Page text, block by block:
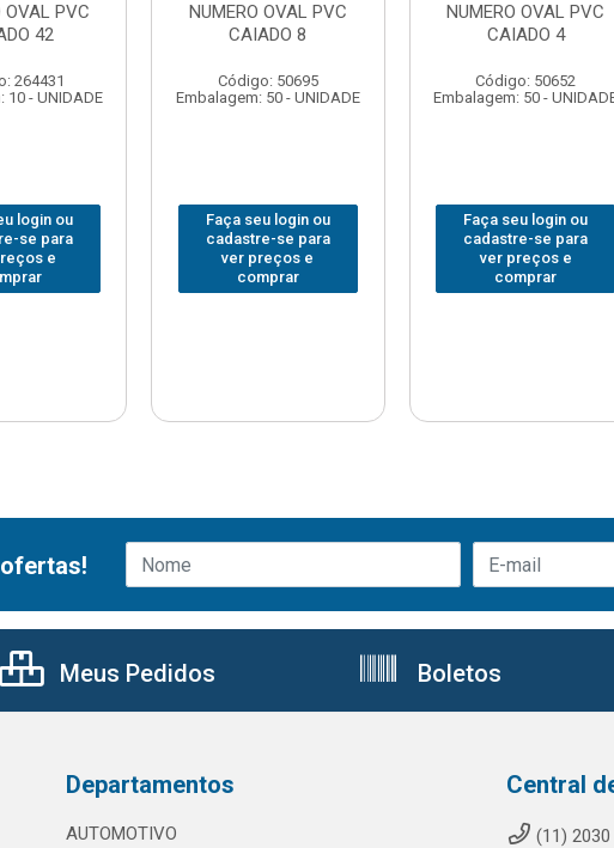
OVAL PVC
42
264431
10 - UNIDADE
login ou
se para
e
NUMERO OVAL PVC
CAIADO 8
Código: 50695
Embalagem: 50 - UNIDADE
Faça seu login ou
cadastre-se para
ver preços e
comprar
NUMERO OVAL PVC
CAIADO 4
Código: 50652
Embalagem: 50 -
Faça seu login ou
cadastre-se para
ver preços e
comprar
Meus Pedidos Boletos
Departamentos
AUTOMOTIVO
Central
(11) 2030